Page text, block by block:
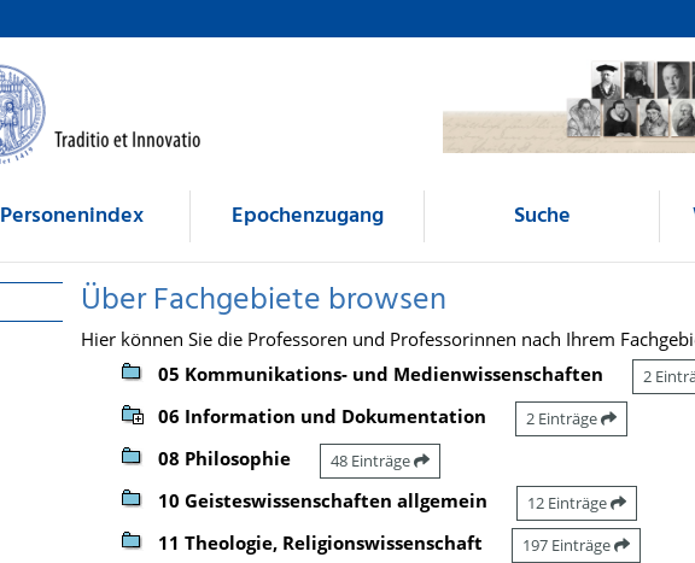
Personenindex Epochenzugang Suche
Über Fachgebiete browsen
Hier können Sie die Professoren und Professorinnen nach Ihrem
05 Kommunikations- und Medienwissenschaften
2
06 Information und Dokumentation 2 Einträge
08 Philosophie 48 Einträge
10 Geisteswissenschaften allgemein 12 Einträge
11 Theologie, Religionswissenschaft 197 Einträge